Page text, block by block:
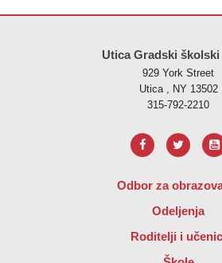
Utica Gradski
929 York Street
Utica , NY 13502
315-792-2210
Odbor za
Odeljenja
Roditelji i